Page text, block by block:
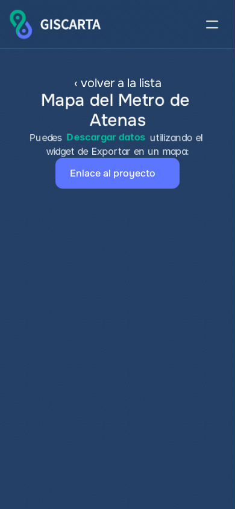
‹ volver a la lista
Mapa del Metro de
Atenas
Puedes Descargar datos utilizando el
widget de Exportar en un mapa:
Enlace al proyecto